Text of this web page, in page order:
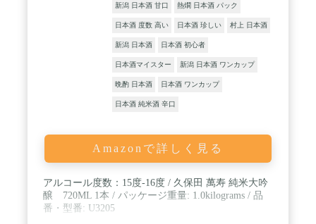
新潟 日本酒 甘口 熱燗 日本酒 パック
日本酒 度数 高い 日本酒 珍しい 村上 日本酒
新潟 日本酒 日本酒 初心者
日本酒マイスター 新潟 日本酒 ワンカップ
晩酌 日本酒 日本酒 ワンカップ
日本酒 純米酒 辛口
Amazonで詳しく見る
アルコール度数：15度-16度 / 久保田 萬寿 純米大吟
醸 720ML 1本 / パッケージ重量: 1.0kilograms / 品
番・型番: U3205